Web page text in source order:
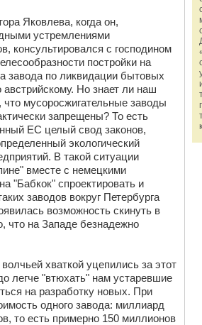
Яковлева, когда он,
устремлениями
консультировался с господином
постройки на
завода по ликвидации бытовых
австрийскому. Но знает ли наш
что мусоросжигательные заводы
запрещены? То есть
ЕС целый свод законов,
экологический
В такой ситуации
вместе с немецкими
"Бабкок" спроектировать и
заводов вокруг Петербурга
возможность скинуть в
что на Западе безнадежно
хваткой уцепились за этот
легче "втюхать" нам устаревшие
на разработку новых. При
одного завода: миллиард
то есть примерно 150 миллионов